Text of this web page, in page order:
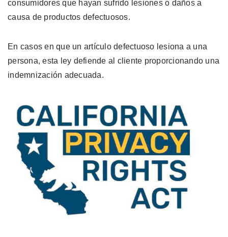
consumidores que hayan sufrido lesiones o daños a
causa de productos defectuosos.
En casos en que un artículo defectuoso lesiona a una
persona, esta ley defiende al cliente proporcionando una
indemnización adecuada.